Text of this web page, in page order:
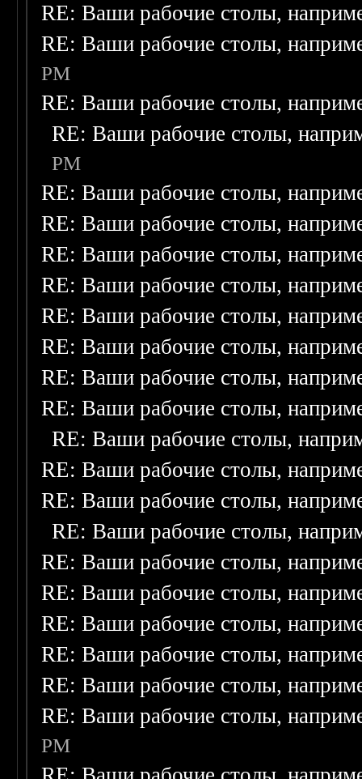
RE: Ваши рабочие столы,
RE: Ваши рабочие столы,
PM
RE: Ваши рабочие столы,
RE: Ваши рабочие столы,
PM
RE: Ваши рабочие столы,
RE: Ваши рабочие столы,
RE: Ваши рабочие столы,
RE: Ваши рабочие столы,
RE: Ваши рабочие столы,
RE: Ваши рабочие столы,
RE: Ваши рабочие столы,
RE: Ваши рабочие столы,
RE: Ваши рабочие столы,
RE: Ваши рабочие столы,
RE: Ваши рабочие столы,
RE: Ваши рабочие столы,
RE: Ваши рабочие столы,
RE: Ваши рабочие столы,
RE: Ваши рабочие столы,
RE: Ваши рабочие столы,
RE: Ваши рабочие столы,
RE: Ваши рабочие столы,
PM